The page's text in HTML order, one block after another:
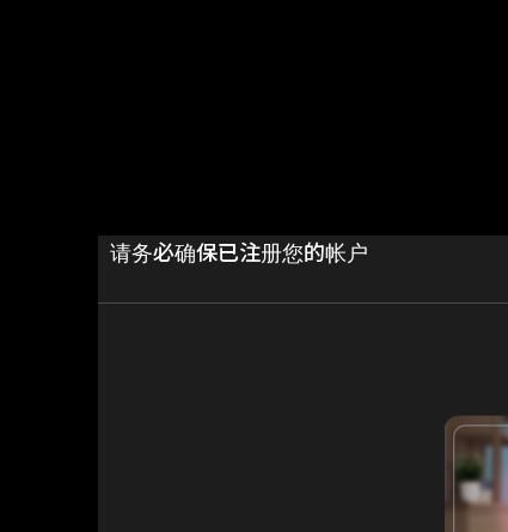
请务必确保已注册您的帐户